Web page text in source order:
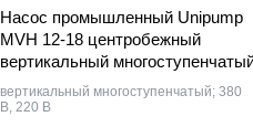
Насос промышленный Unipump
MVH 12-18 центробежный
вертикальный
вертикальный многоступенчатый; 380
В, 220 В